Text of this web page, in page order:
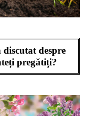
despre
pregătiți?